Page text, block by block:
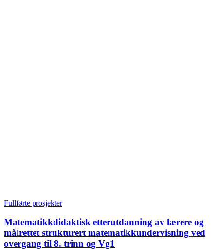
Fullførte prosjekter
Matematikkdidaktisk etterutdanning av lærere og
målrettet strukturert matematikkundervisning ved
overgang til 8. trinn og Vg1